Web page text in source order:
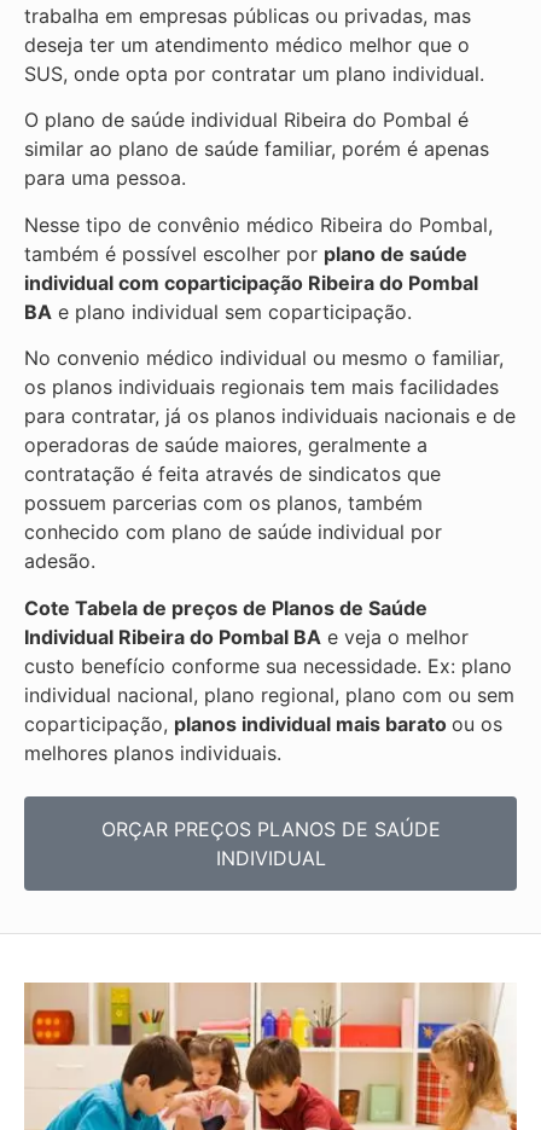
trabalha em empresas públicas ou privadas, mas
deseja ter um atendimento médico melhor que o
SUS, onde opta por contratar um plano individual.
O plano de saúde individual Ribeira do Pombal é
similar ao plano de saúde familiar, porém é apenas
para uma pessoa.
Nesse tipo de convênio médico Ribeira do Pombal,
também é possível escolher por plano de saúde
individual com coparticipação Ribeira do Pombal
BA e plano individual sem coparticipação.
No convenio médico individual ou mesmo o familiar,
os planos individuais regionais tem mais facilidades
para contratar, já os planos individuais nacionais e de
operadoras de saúde maiores, geralmente a
contratação é feita através de sindicatos que
possuem parcerias com os planos, também
conhecido com plano de saúde individual por
adesão.
Cote Tabela de preços de Planos de Saúde
Individual Ribeira do Pombal BA e veja o melhor
custo benefício conforme sua necessidade. Ex: plano
individual nacional, plano regional, plano com ou sem
coparticipação, planos individual mais barato ou os
melhores planos individuais.
ORÇAR PREÇOS PLANOS DE SAÚDE
INDIVIDUAL